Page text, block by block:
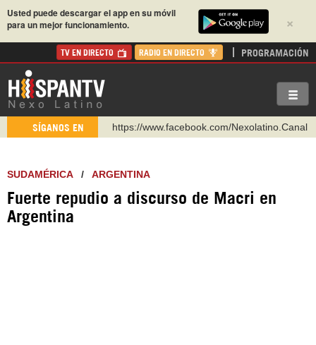
×
Usted puede descargar el app en su móvil
para un mejor funcionamiento.
TV EN DIRECTO RADIO EN DIRECTO PROGRAMACIÓN
SÍGANOS EN
https://www.facebook.com/Nexolatino.Canal
http://twitter.com/nexo_latino
https://t.me/hispantvcanal
SUDAMÉRICA/ ARGENTINA
Fuerte repudio a discurso de Macri en
Argentina